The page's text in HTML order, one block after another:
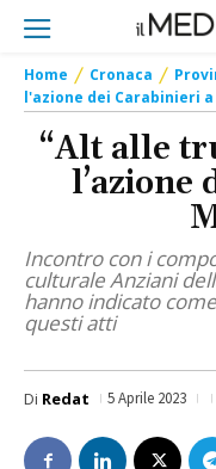
Home Cronaca
l'azione dei Carabinieri
“Alt alle
l’azione
Incontro con i
culturale Anziani
hanno indicato
questi atti
Di Redat 5 Aprile 2023